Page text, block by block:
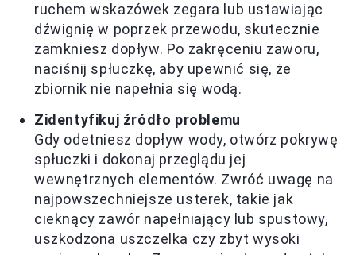
ruchem wskazówek zegara lub ustawiając
dźwignię w poprzek przewodu, skutecznie
zamkniesz dopływ. Po zakręceniu zaworu,
naciśnij spłuczkę, aby upewnić się, że
zbiornik nie napełnia się wodą.
Zidentyfikuj źródło problemu
Gdy odetniesz dopływ wody, otwórz pokrywę
spłuczki i dokonaj przeglądu jej
wewnętrznych elementów. Zwróć uwagę na
najpowszechniejsze usterek, takie jak
cieknący zawór napełniający lub spustowy,
uszkodzona uszczelka czy zbyt wysoki